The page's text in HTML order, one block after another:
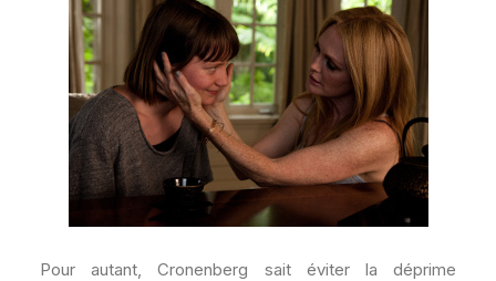
Pour autant, Cronenberg sait éviter la déprime